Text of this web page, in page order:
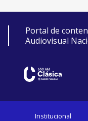
Portal de
Audiovisual
Institucional